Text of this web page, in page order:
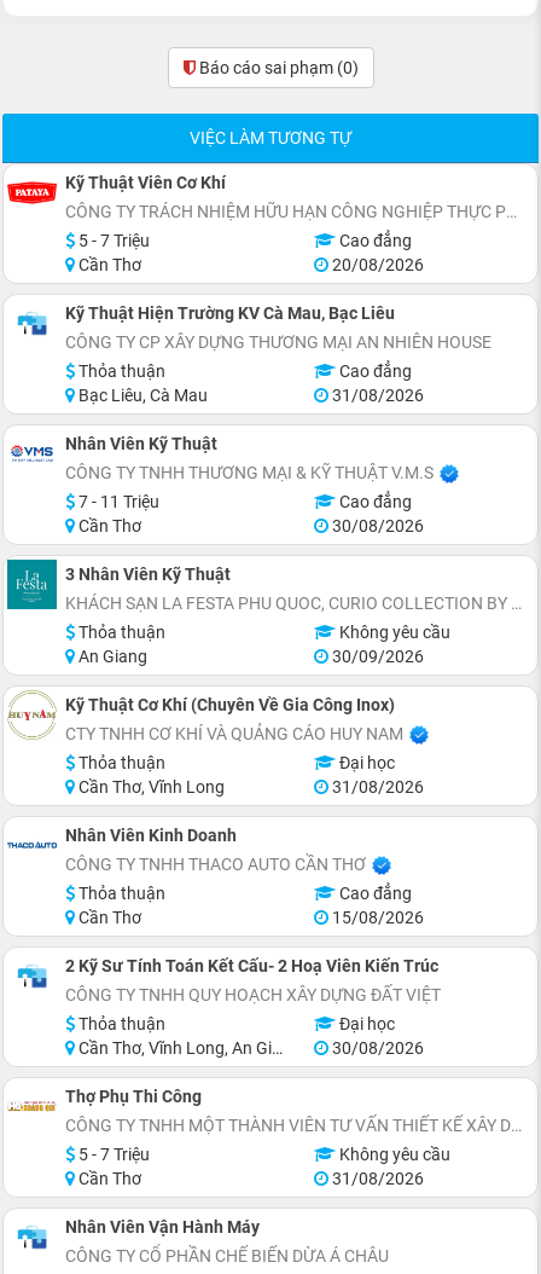
Báo cáo sai phạm (0)
VIỆC LÀM TƯƠNG TỰ
Kỹ Thuật Viên Cơ Khí
CÔNG TY TRÁCH NHIỆM HỮU HẠN CÔNG NGHIỆP THỰC PHẨM PATAYA (VIỆT NAM)
5 - 7 Triệu
Cao đẳng
Cần Thơ
20/08/2026
Kỹ Thuật Hiện Trường KV Cà Mau, Bạc Liêu
CÔNG TY CP XÂY DỰNG THƯƠNG MẠI AN NHIÊN HOUSE
Thỏa thuận
Cao đẳng
Bạc Liêu, Cà Mau
31/08/2026
Nhân Viên Kỹ Thuật
CÔNG TY TNHH THƯƠNG MẠI & KỸ THUẬT V.M.S
7 - 11 Triệu
Cao đẳng
Cần Thơ
30/08/2026
3 Nhân Viên Kỹ Thuật
KHÁCH SẠN LA FESTA PHU QUOC, CURIO COLLECTION BY HILTON - TỌA LẠC THỊ TRẤN HOÀNG HÔN, AN THỚI, ĐẶC KHU PHÚ QUỐC
Thỏa thuận
Không yêu cầu
An Giang
30/09/2026
Kỹ Thuật Cơ Khí (Chuyên Về Gia Công Inox)
CTY TNHH CƠ KHÍ VÀ QUẢNG CÁO HUY NAM
Thỏa thuận
Đại học
Cần Thơ, Vĩnh Long
31/08/2026
Nhân Viên Kinh Doanh
CÔNG TY TNHH THACO AUTO CẦN THƠ
Thỏa thuận
Cao đẳng
Cần Thơ
15/08/2026
2 Kỹ Sư Tính Toán Kết Cấu- 2 Hoạ Viên Kiến Trúc
CÔNG TY TNHH QUY HOẠCH XÂY DỰNG ĐẤT VIỆT
Thỏa thuận
Đại học
Cần Thơ, Vĩnh Long, An Giang, Đồng Tháp, Trà Vinh, Miền Nam
30/08/2026
Thợ Phụ Thi Công
CÔNG TY TNHH MỘT THÀNH VIÊN TƯ VẤN THIẾT KẾ XÂY DỰNG HOÀNG QUI
5 - 7 Triệu
Không yêu cầu
Cần Thơ
31/08/2026
Nhân Viên Vận Hành Máy
CÔNG TY CỔ PHẦN CHẾ BIẾN DỪA Á CHÂU